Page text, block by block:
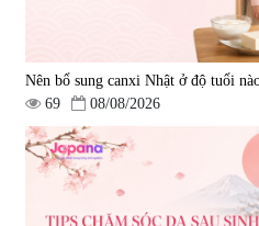
Nên bổ sung canxi Nhật ở độ tuổi
69
08/08/2026